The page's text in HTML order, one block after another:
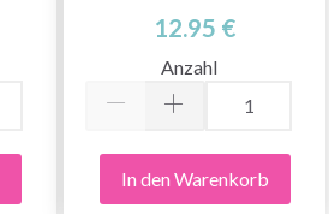
12.95 €
Anzahl
In den Warenkorb